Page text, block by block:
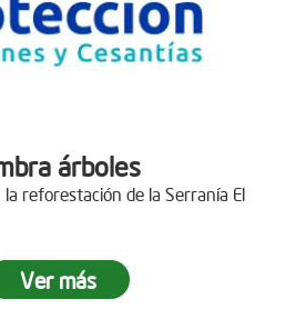
árboles
la reforestación de la Serranía El
Ver más